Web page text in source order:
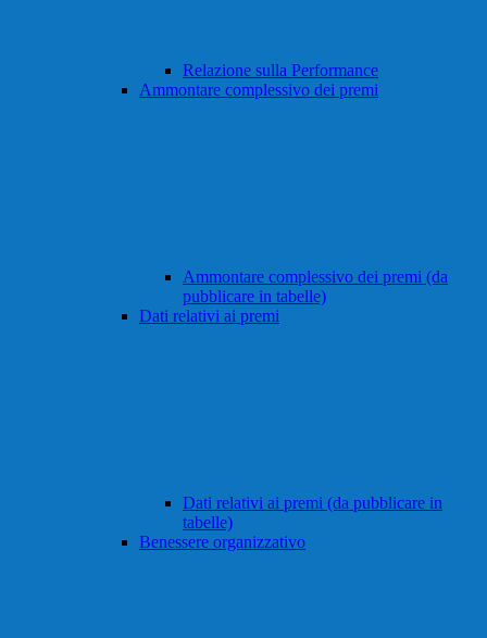
Relazione sulla Performance
Ammontare complessivo dei premi
Ammontare complessivo dei premi (da
pubblicare in tabelle)
Dati relativi ai premi
Dati relativi ai premi (da pubblicare in
tabelle)
Benessere organizzativo